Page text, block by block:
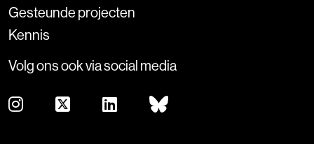
Gesteunde projecten
Kennis
Volg ons ook via social media